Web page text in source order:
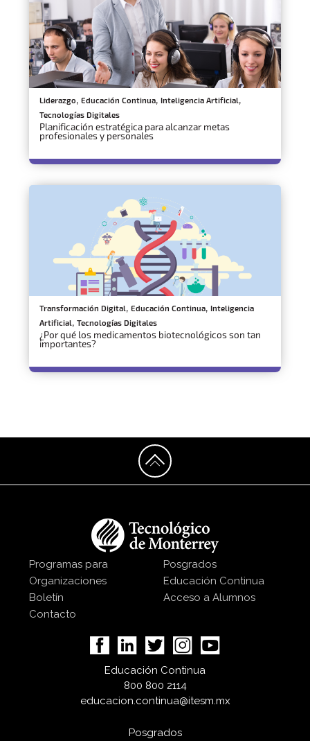
Liderazgo, Educación Continua, Inteligencia Artificial,
Tecnologías Digitales
Planificación estratégica para alcanzar metas
profesionales y personales
Transformación Digital, Educación Continua, Inteligencia
Artificial, Tecnologías Digitales
¿Por qué los medicamentos biotecnológicos son tan
importantes?
Programas para
Organizaciones
Boletín
Contacto
Posgrados
Educación Continua
Acceso a Alumnos
Educación Continua
800 800 2114
educacion.continua@itesm.mx
Posgrados